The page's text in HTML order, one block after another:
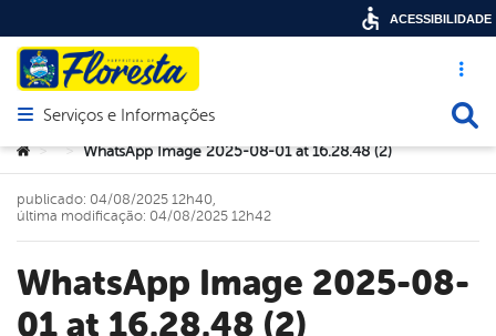
Acesso
Abrir menu principal de navegação
Serviços e Informações
Você está aqui:
> > WhatsApp Image 2025-08-01 at 16.28.48 (2)
WhatsApp Image 2025-08-
01 at 16.28.48 (2)
publicado: 04/08/2025 12h40,
última modificação: 04/08/2025 12h42
ACESSIBILIDADE